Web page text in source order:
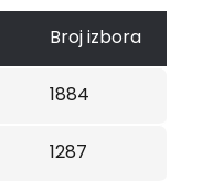
Broj izbora
1884
1287